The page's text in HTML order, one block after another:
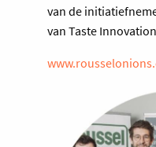
van de
van Taste